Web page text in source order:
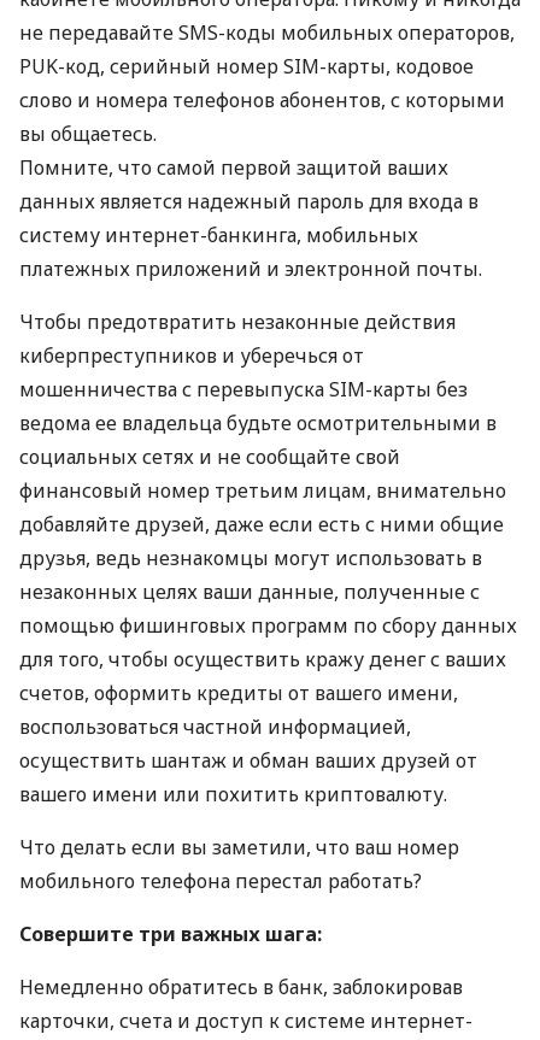
не передавайтеSMS-коды мобильных операторов,
PUK-код, серийный номерSIM-карты, кодовое
слово и номера телефонов абонентов, с которыми
вы общаетесь.
Помните, что самой первой защитой ваших
данных является надежный пароль для входа в
систему интернет-банкинга, мобильных
платежных приложений и электронной почты.
Чтобы предотвратить незаконные действия
киберпреступников и уберечься от
мошенничества с перевыпускаSIM-карты без
ведома ее владельца будьте осмотрительными в
социальных сетях и не сообщайте свой
финансовый номер третьим лицам, внимательно
добавляйте друзей, даже если есть с ними общие
друзья, ведь незнакомцы могут использовать в
незаконных целях ваши данные, полученные с
помощью фишинговых программ по сбору данных
для того, чтобы осуществить кражу денег с ваших
счетов, оформить кредиты от вашего имени,
воспользоваться частной информацией,
осуществить шантаж и обман ваших друзей от
вашего имени или похитить криптовалюту.
Что делать если вы заметили, что ваш номер
мобильного телефона перестал работать?
Совершите три важных шага:
Немедленно обратитесь в банк, заблокировав
карточки, счета и доступ к системе интернет-